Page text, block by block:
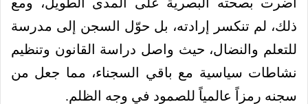
ذلك، لم تنكسر إرادته، بل حوّل السجن إلى مدرسة
للتعلم والنضال، حيث واصل دراسة القانون وتنظيم
نشاطات سياسية مع باقي السجناء، مما جعل من
سجنه رمزاً عالمياً للصمود في وجه الظلم.